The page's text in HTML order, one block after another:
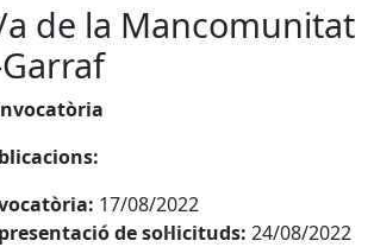
de la Mancomunitat
17/08/2022
de sol·licituds: 24/08/2022